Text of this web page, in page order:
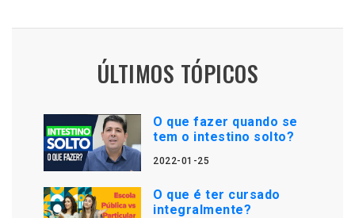
ÚLTIMOS TÓPICOS
O que fazer quando se
tem o intestino solto?
2022-01-25
O que é ter cursado
integralmente?